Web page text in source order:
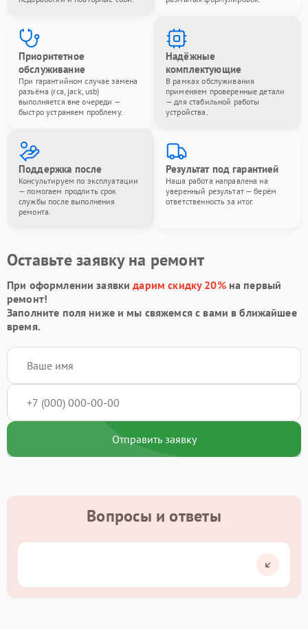
Приоритетное
обслуживание
При гарантийном случае замена
разъёма (rca, jack, usb)
выполняется вне очереди —
быстро устраняем проблему.
Надёжные
комплектующие
В рамках обслуживания
применяем проверенные детали
— для стабильной работы
устройства.
Поддержка после
Консультируем по эксплуатации
— помогаем продлить срок
службы после выполнения
ремонта.
Результат под гарантией
Наша работа направлена на
уверенный результат — берём
ответственность за итог.
Оставьте заявку на ремонт
При оформлении заявкидарим скидку 20%на первый
ремонт!
Заполните поля ниже и мы свяжемся с вами в ближайшее
время.
Отправить заявку
Вопросы и ответы